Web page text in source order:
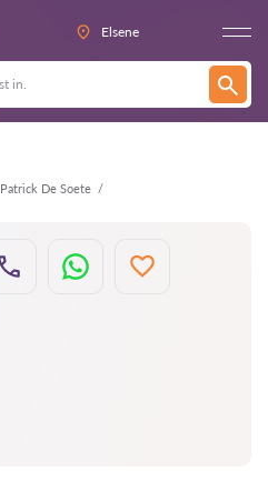
Elsene
Patrick De Soete